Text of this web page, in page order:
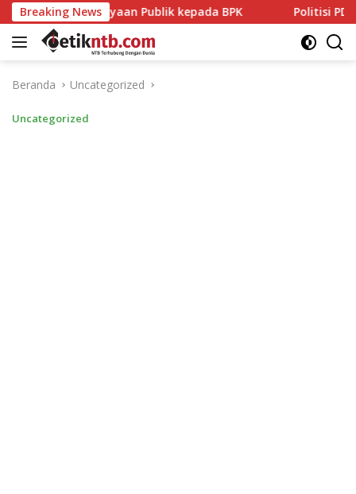
Langsung
ke
konten
Breaking News
Publik kepada BPK Politisi PDIP NTB Respons
Beranda Uncategorized
Uncategorized